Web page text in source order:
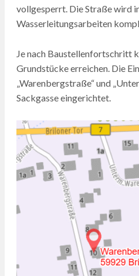
vollgesperrt. Die Straße wird
Wasserleitungsarbeiten
Je nach Baustellenfortschritt
Grundstücke erreichen. Die
„Warenbergstraße“ und
Sackgasse eingerichtet.